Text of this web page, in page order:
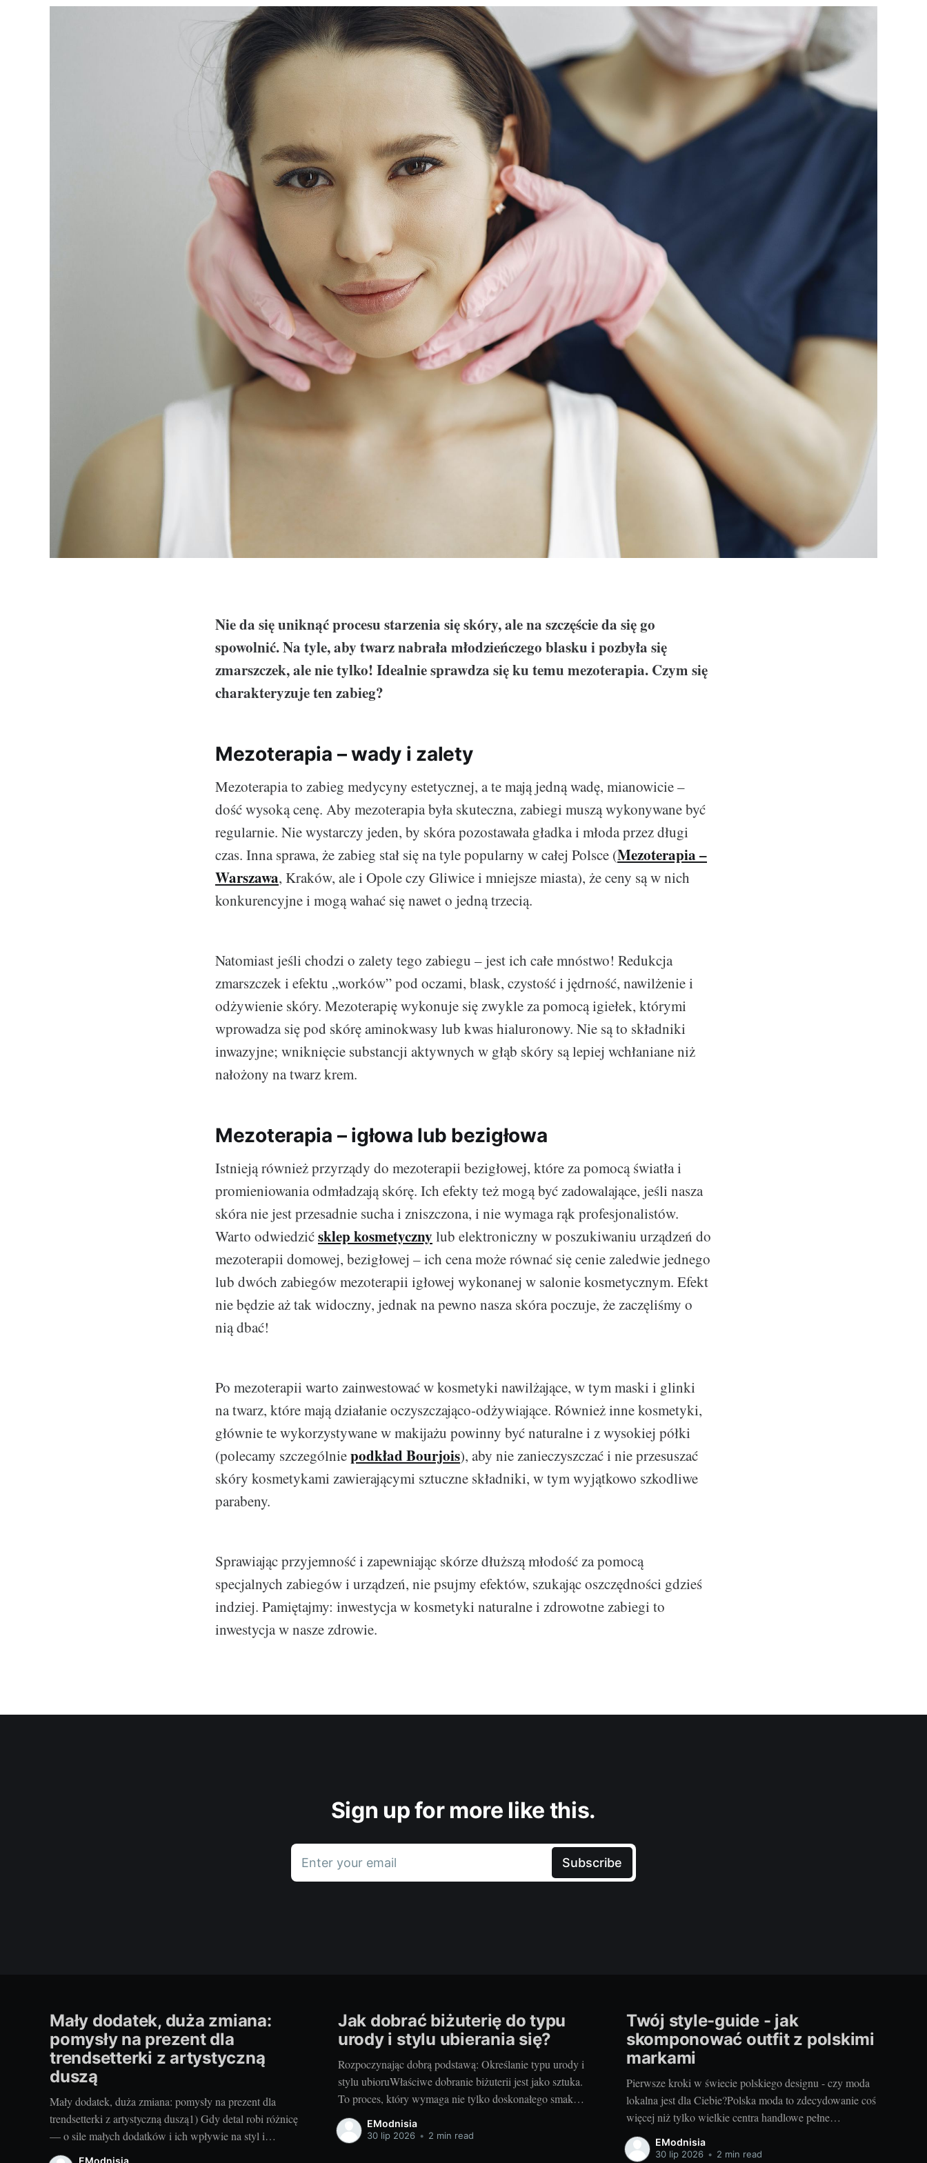
Nie da się uniknąć procesu starzenia się skóry, ale na szczęście da się go
spowolnić. Na tyle, aby twarz nabrała młodzieńczego blasku i pozbyła się
zmarszczek, ale nie tylko! Idealnie sprawdza się ku temu mezoterapia. Czym się
charakteryzuje ten zabieg?
Mezoterapia – wady i zalety
Mezoterapia to zabieg medycyny estetycznej, a te mają jedną wadę, mianowicie –
dość wysoką cenę. Aby mezoterapia była skuteczna, zabiegi muszą wykonywane być
regularnie. Nie wystarczy jeden, by skóra pozostawała gładka i młoda przez długi
czas. Inna sprawa, że zabieg stał się na tyle popularny w całej Polsce (Mezoterapia –
Warszawa, Kraków, ale i Opole czy Gliwice i mniejsze miasta), że ceny są w nich
konkurencyjne i mogą wahać się nawet o jedną trzecią.
Natomiast jeśli chodzi o zalety tego zabiegu – jest ich całe mnóstwo! Redukcja
zmarszczek i efektu „worków” pod oczami, blask, czystość i jędrność, nawilżenie i
odżywienie skóry. Mezoterapię wykonuje się zwykle za pomocą igiełek, którymi
wprowadza się pod skórę aminokwasy lub kwas hialuronowy. Nie są to składniki
inwazyjne; wniknięcie substancji aktywnych w głąb skóry są lepiej wchłaniane niż
nałożony na twarz krem.
Mezoterapia – igłowa lub bezigłowa
Istnieją również przyrządy do mezoterapii bezigłowej, które za pomocą światła i
promieniowania odmładzają skórę. Ich efekty też mogą być zadowalające, jeśli nasza
skóra nie jest przesadnie sucha i zniszczona, i nie wymaga rąk profesjonalistów.
Warto odwiedzićsklep kosmetyczny lub elektroniczny w poszukiwaniu urządzeń do
mezoterapii domowej, bezigłowej – ich cena może równać się cenie zaledwie jednego
lub dwóch zabiegów mezoterapii igłowej wykonanej w salonie kosmetycznym. Efekt
nie będzie aż tak widoczny, jednak na pewno nasza skóra poczuje, że zaczęliśmy o
nią dbać!
Po mezoterapii warto zainwestować w kosmetyki nawilżające, w tym maski i glinki
na twarz, które mają działanie oczyszczająco-odżywiające. Również inne kosmetyki,
głównie te wykorzystywane w makijażu powinny być naturalne i z wysokiej półki
(polecamy szczególniepodkład Bourjois), aby nie zanieczyszczać i nie przesuszać
skóry kosmetykami zawierającymi sztuczne składniki, w tym wyjątkowo szkodliwe
parabeny.
Sprawiając przyjemność i zapewniając skórze dłuższą młodość za pomocą
specjalnych zabiegów i urządzeń, nie psujmy efektów, szukając oszczędności gdzieś
indziej. Pamiętajmy: inwestycja w kosmetyki naturalne i zdrowotne zabiegi to
inwestycja w nasze zdrowie.
Sign up for more like this.
Enter your email Subscribe
Mały dodatek, duża zmiana:
pomysły na prezent dla
trendsetterki z artystyczną
duszą
Mały dodatek, duża zmiana: pomysły na prezent dla
trendsetterki z artystyczną duszą1) Gdy detal robi różnicę
— o sile małych dodatków i ich wpływie na styl i
nastrójKiedy w mojej szafie robię małe rewolucje,
Jak dobrać biżuterię do typu
urody i stylu ubierania się?
Rozpoczynając dobrą podstawą: Określanie typu urody i
stylu ubioruWłaściwe dobranie biżuterii jest jako sztuka.
To proces, który wymaga nie tylko doskonałego smaku,
ale także rozumienia własnego typu urody i stylu
ubierania się. Przed dokonaniem jakiejkolwiek decyzji
EModnisia
30 lip 2026 • 2 min read
Twój style-guide - jak
skomponować outfit z polskimi
markami
Pierwsze kroki w świecie polskiego designu - czy moda
lokalna jest dla Ciebie?Polska moda to zdecydowanie coś
więcej niż tylko wielkie centra handlowe pełne
uniwersalnych ubrań. Wyjątkowy design, niepowtarzalne
kroje i oryginalne, pełne smaku stylistyczne kombinacje –
EModnisia
30 lip 2026 • 2 min read